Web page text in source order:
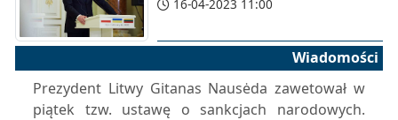
16-04-2023 11:00
Wiadomości
Prezydent Litwy Gitanas Nausėda zawetował w
piątek tzw. ustawę o sankcjach narodowych.